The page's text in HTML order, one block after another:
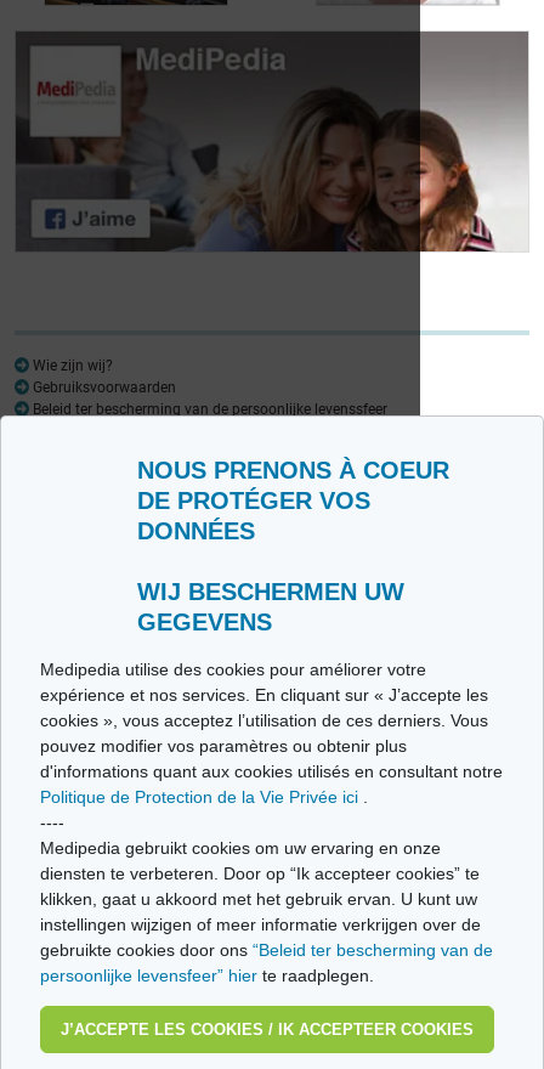
NOUS PRENONS À COEUR
DE PROTÉGER VOS
DONNÉES
WIJ BESCHERMEN UW
GEGEVENS
Medipedia utilise des cookies pour améliorer votre
expérience et nos services. En cliquant sur « J’accepte les
cookies », vous acceptez l’utilisation de ces derniers. Vous
pouvez modifier vos paramètres ou obtenir plus
d'informations quant aux cookies utilisés en consultant notre
Politique de Protection de la Vie Privée ici
----
Medipedia gebruikt cookies om uw ervaring en onze
diensten te verbeteren. Door op “Ik accepteer cookies” te
klikken, gaat u akkoord met het gebruik ervan. U kunt uw
instellingen wijzigen of meer informatie verkrijgen over de
gebruikte cookies door ons “Beleid ter bescherming van de
persoonlijke levensfeer” hier te raadplegen.
J’ACCEPTE LES COOKIES / IK ACCEPTEER COOKIES
Dag van de
Lymfoompatiënten:
Mariangela Fiorente,
ALWB
Lymfoompatiënten:
Prof. Virginie De
Wilde
Wie zijn wij?
Gebruiksvoorwaarden
Beleid ter bescherming van de persoonlijke levenssfeer
Ce site respecte les principes de la charte HON Code.
© Vivio sa, 2014-2026 - Tous droits réservés | Avenue Gustave Demeylaan 57 -
1160 Brussels